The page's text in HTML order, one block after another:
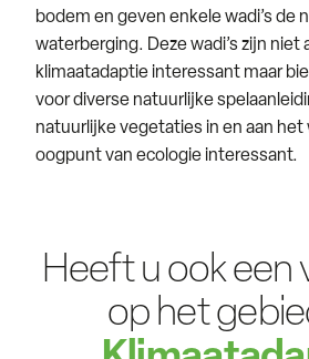
bodem en geven enkele wadi’s de
waterberging. Deze wadi’s zijn niet
klimaatadaptie interessant maar
voor diverse natuurlijke
natuurlijke vegetaties in en aan het
oogpunt van ecologie interessant.
Heeft u ook een
op het